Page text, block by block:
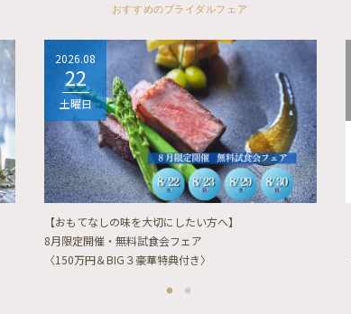
おすすめのブライダルフェア
2026.08
22
土曜日
【おもてなしの味を大切にしたい方へ】
8月限定開催・無料試食会フェア
〈150万円＆BIG３豪華特典付き〉